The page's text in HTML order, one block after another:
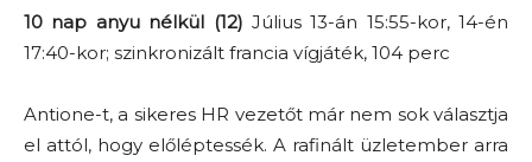
10 nap anyu nélkül (12) Július 13-án 15:55-kor, 14-én
17:40-kor; szinkronizált francia vígjáték, 104 perc
Antione-t, a sikeres HR vezetőt már nem sok választja
el attól, hogy előléptessék. A rafinált üzletember arra